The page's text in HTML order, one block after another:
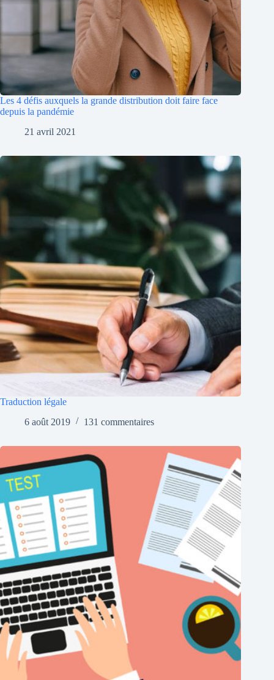
Les 4 défis auxquels la grande distribution doit faire face
depuis la pandémie
21 avril 2021
Traduction légale
6 août 2019
131 commentaires